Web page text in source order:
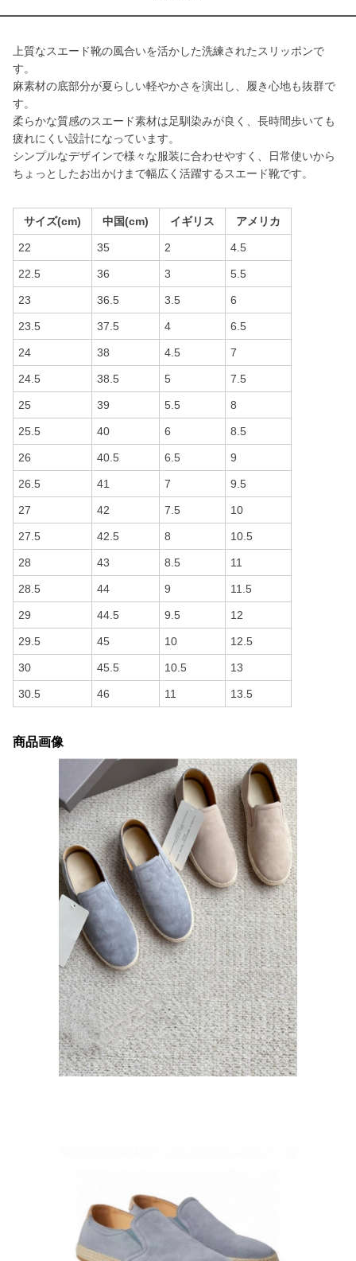
上質なスエード靴の風合いを活かした洗練されたスリッポンで
す。
麻素材の底部分が夏らしい軽やかさを演出し、履き心地も抜群で
す。
柔らかな質感のスエード素材は足馴染みが良く、長時間歩いても
疲れにくい設計になっています。
シンプルなデザインで様々な服装に合わせやすく、日常使いから
ちょっとしたお出かけまで幅広く活躍するスエード靴です。
サイズ(cm) 中国(cm) イギリス アメリカ
22 35 2 4.5
22.5 36 3 5.5
23 36.5 3.5 6
23.5 37.5 4 6.5
24 38 4.5 7
24.5 38.5 5 7.5
25 39 5.5 8
25.5 40 6 8.5
26 40.5 6.5 9
26.5 41 7 9.5
27 42 7.5 10
27.5 42.5 8 10.5
28 43 8.5 11
28.5 44 9 11.5
29 44.5 9.5 12
29.5 45 10 12.5
30 45.5 10.5 13
30.5 46 11 13.5
商品画像